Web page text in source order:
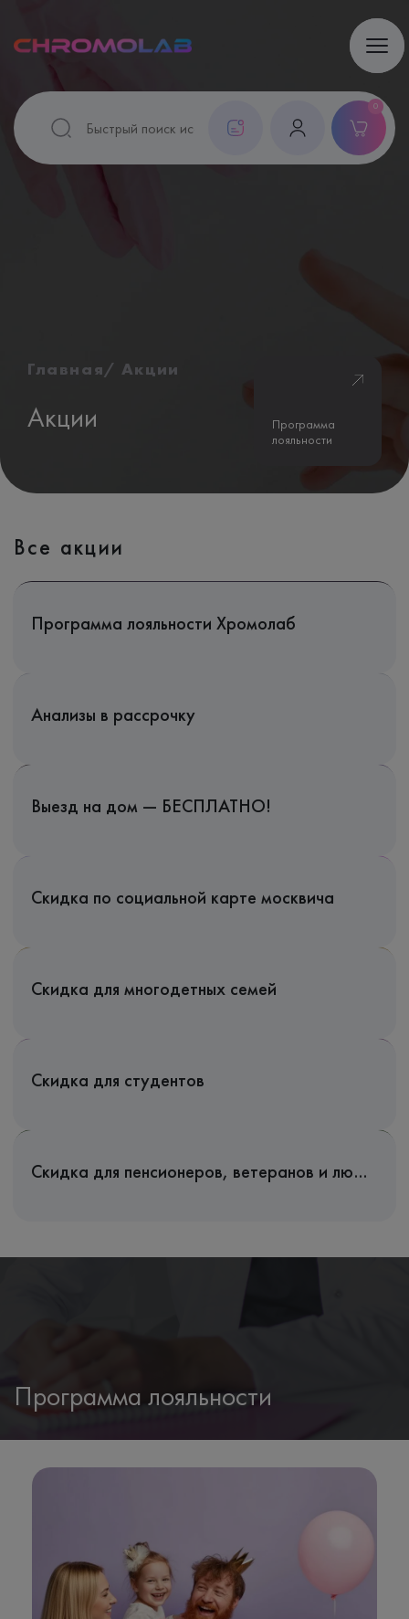
0
Главная Акции
Акции
Программа
лояльности
Все акции
Программа лояльности Хромолаб
Анализы в рассрочку
Выезд на дом — БЕСПЛАТНО!
Скидка по социальной карте москвича
Скидка для многодетных семей
Скидка для студентов
Скидка для пенсионеров, ветеранов и людей с ограниченными возможностями
Программа лояльности